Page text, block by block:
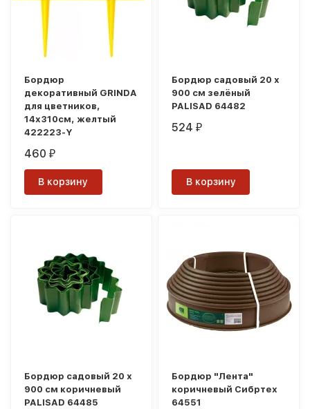
Бордюр
декоративный GRINDA
для цветников,
14х310см, желтый
422223-Y
460₽
В корзину
Бордюр садовый 20 х
900 см зелёный
PALISAD 64482
524₽
В корзину
Бордюр садовый 20 х
900 см коричневый
PALISAD 64485
Бордюр "Лента"
коричневый Сибртех
64551